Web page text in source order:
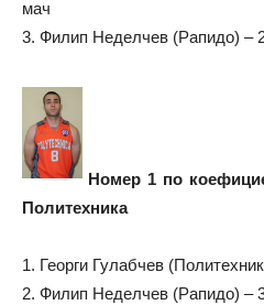
мач
3. Филип Неделчев (Рапидо) –
Номер 1 по
Политехника
1. Георги Гулабчев
2. Филип Неделчев (Рапидо) –